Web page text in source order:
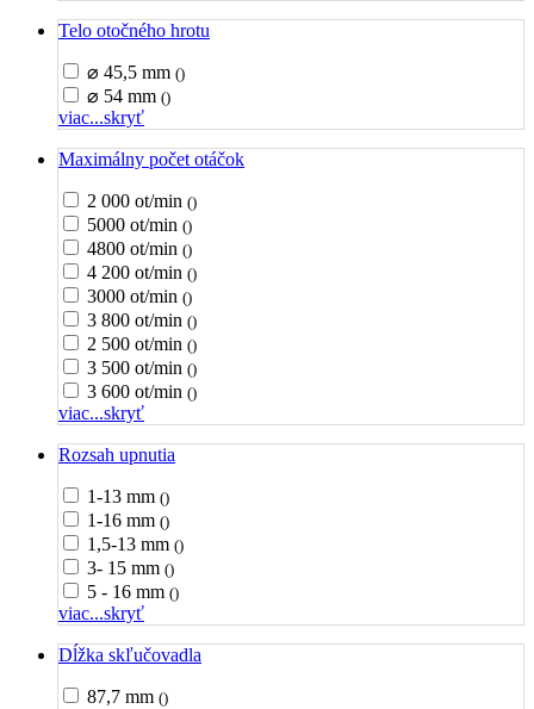
Telo otočného hrotu
⌀ 45,5 mm ()
⌀ 54 mm ()
viac...skryť
Maximálny počet otáčok
2 000 ot/min ()
5000 ot/min ()
4800 ot/min ()
4 200 ot/min ()
3000 ot/min ()
3 800 ot/min ()
2 500 ot/min ()
3 500 ot/min ()
3 600 ot/min ()
viac...skryť
Rozsah upnutia
1-13 mm ()
1-16 mm ()
1,5-13 mm ()
3- 15 mm ()
5 - 16 mm ()
viac...skryť
Dĺžka skľučovadla
87,7 mm ()